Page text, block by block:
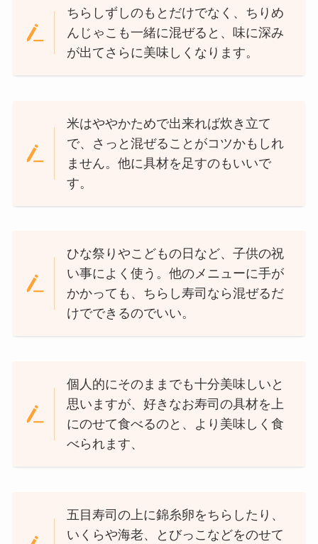
ちらしずしのもとだけでなく、ちりめ
んじゃこも一緒に混ぜると、味に深み
が出てさらに美味しくなります。
米はややかためで出来れば炊き立て
で、さっと混ぜることがコツかもしれ
ません。他に具材を足すのもいいで
す。
ひな祭りやこどもの日など、子供の祝
い事によく使う。他のメニューに手が
かかっても、ちらし寿司なら混ぜるだ
けでできるのでいい。
個人的にそのままでも十分美味しいと
思いますが、好きなお寿司の具材を上
にのせて食べるのと、より美味しく食
べられます、
五目寿司の上に錦糸卵をちらしたり、
いくらや海老、とびっこなどをのせて